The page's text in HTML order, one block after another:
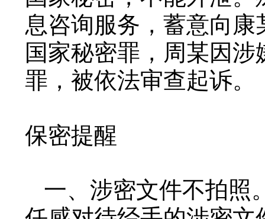
息咨询服务，蓄意向
国家秘密罪，周某因
罪，被依法审查起诉。
保密提醒
一、涉密文件不拍照